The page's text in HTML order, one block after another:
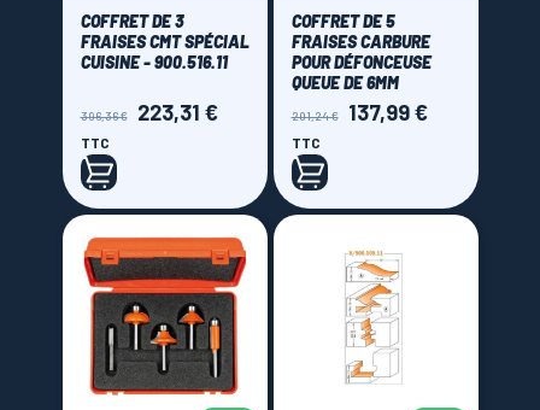
COFFRET DE 3
FRAISES CMT SPÉCIAL
CUISINE - 900.516.11
Prix
de
base
396,36 € Prix
223,31 €
TTC
COFFRET DE 5
FRAISES CARBURE
POUR DÉFONCEUSE
QUEUE DE 6MM
Prix
de
base
201,24 € Prix
137,99 €
TTC